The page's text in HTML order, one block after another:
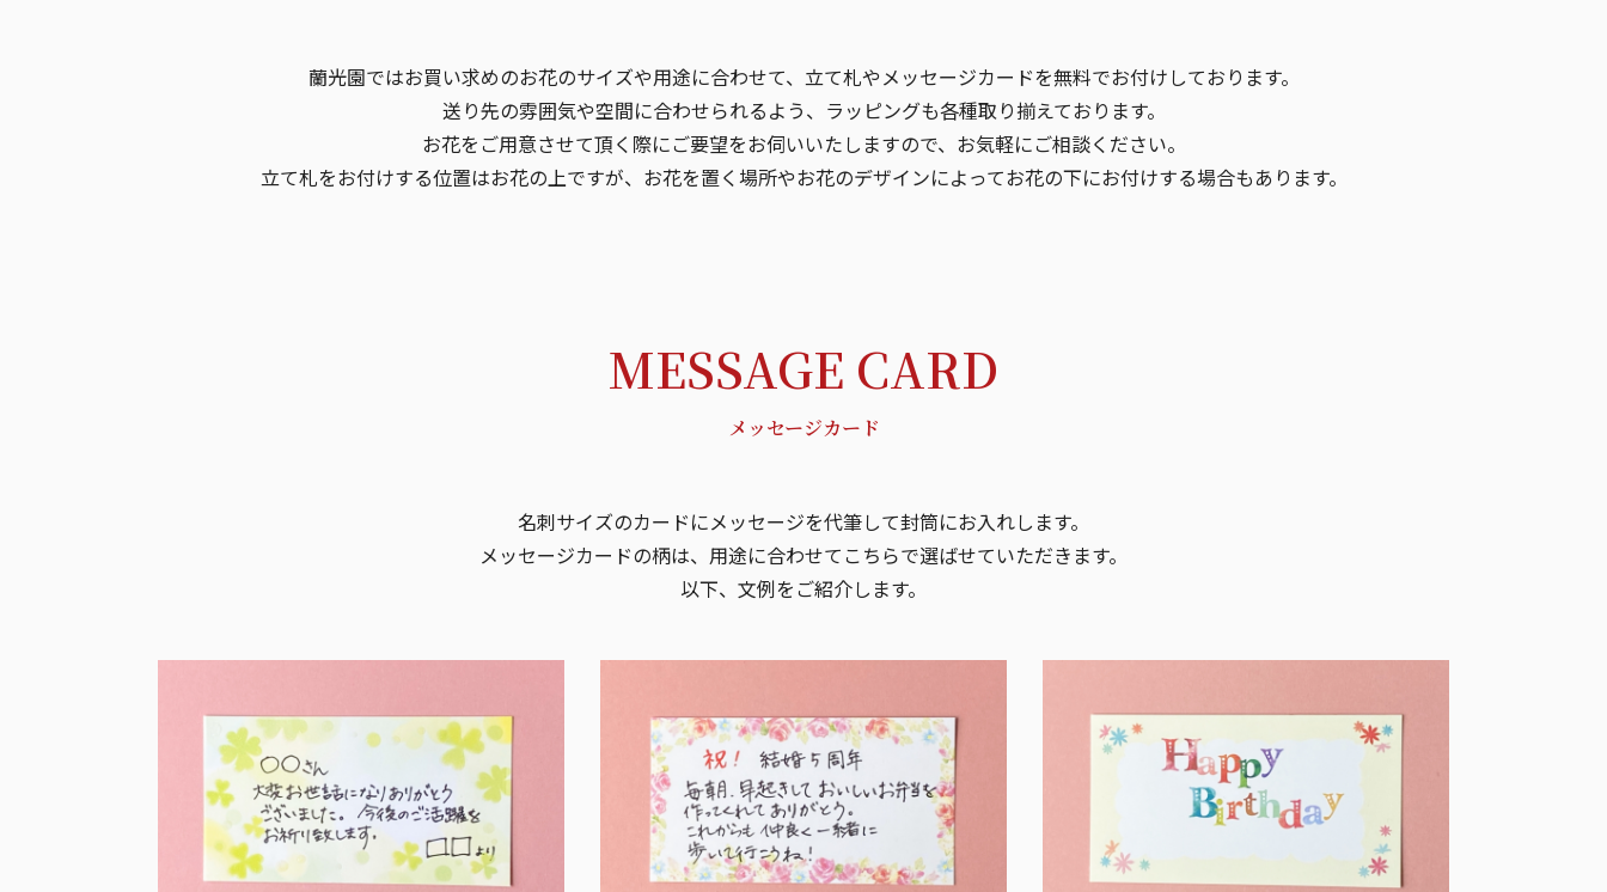
蘭光園ではお買い求めのお花のサイズや用途に合わせて、立て札やメッセージカードを無料でお付けしております。
送り先の雰囲気や空間に合わせられるよう、ラッピングも各種取り揃えております。
お花をご用意させて頂く際にご要望をお伺いいたしますので、お気軽にご相談ください。
立て札をお付けする位置はお花の上ですが、お花を置く場所やお花のデザインによってお花の下にお付けする場合もあります。
MESSAGE CARD
メッセージカード
名刺サイズのカードにメッセージを代筆して封筒にお入れします。
メッセージカードの柄は、用途に合わせてこちらで選ばせていただきます。
以下、文例をご紹介します。